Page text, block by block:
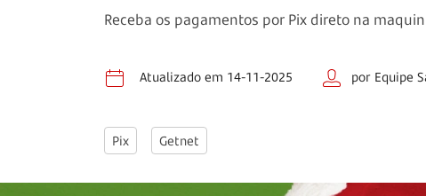
Receba os pagamentos por Pix direto na
Atualizado em 14-11-2025 por Equipe
Pix Getnet